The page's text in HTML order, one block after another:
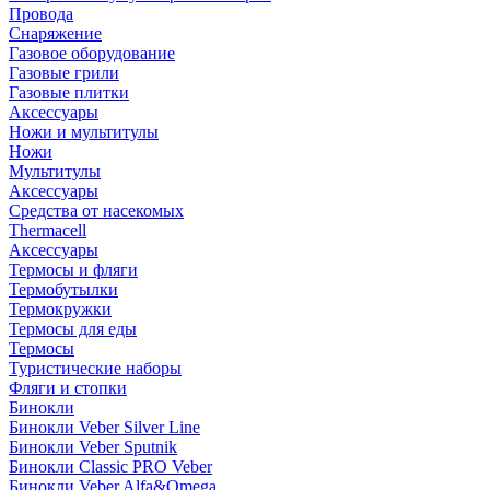
Провода
Снаряжение
Газовое оборудование
Газовые грили
Газовые плитки
Аксессуары
Ножи и мультитулы
Ножи
Мультитулы
Аксессуары
Средства от насекомых
Thermacell
Аксессуары
Термосы и фляги
Термобутылки
Термокружки
Термосы для еды
Термосы
Туристические наборы
Фляги и стопки
Бинокли
Бинокли Veber Silver Line
Бинокли Veber Sputnik
Бинокли Classic PRO Veber
Бинокли Veber Alfa&Omega